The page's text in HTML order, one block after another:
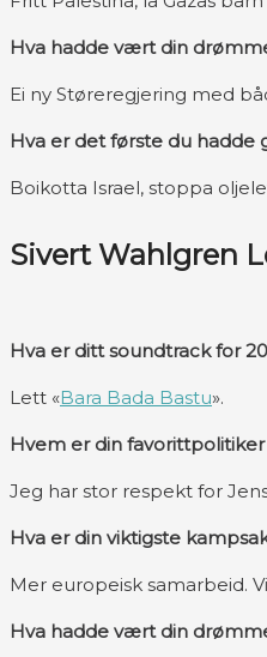
Hva hadde vært din
Ei ny Støreregjering med
Hva er det første du hadde
Boikotta Israel, stoppa
Sivert Wahlgren
Hva er ditt soundtrack for
Lett «Bara Bada Bastu».
Hvem er din favorittpolitiker
Jeg har stor respekt for
Hva er din viktigste
Mer europeisk samarbeid.
Hva hadde vært din